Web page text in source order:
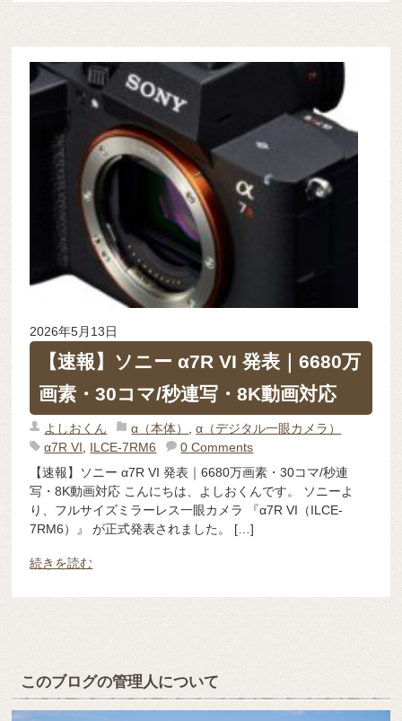
2026年5月13日
【速報】ソニー α7R VI 発表｜6680万
画素・30コマ/秒連写・8K動画対応
よしおくん α（本体） ,α（デジタル一眼カメラ）
α7R VI
ILCE-7RM6
0 Comments
【速報】ソニー α7R VI 発表｜6680万画素・30コマ/秒連
写・8K動画対応 こんにちは、よしおくんです。 ソニーよ
り、フルサイズミラーレス一眼カメラ 『α7R VI（ILCE-
7RM6）』 が正式発表されました。 […]
続きを読む
このブログの管理人について